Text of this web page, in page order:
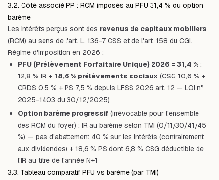
3.2. Côté associé PP : RCM imposés au PFU 31,4 % ou option
barème
Les intérêts perçus sont des revenus de capitaux mobiliers
(RCM) au sens de l'art. L. 136-7 CSS et de l'art. 158 du CGI.
Régime d'imposition en 2026 :
PFU (Prélèvement Forfaitaire Unique) 2026 = 31,4 % :
12,8 % IR + 18,6 % prélèvements sociaux (CSG 10,6 % +
CRDS 0,5 % + PS 7,5 % depuis LFSS 2026 art. 12 — LOI n°
2025-1403 du 30/12/2025)
Option barème progressif (irrévocable pour l'ensemble
des RCM du foyer) : IR au barème selon TMI (0/11/30/41/45
%) — pas d'abattement 40 % sur les intérêts (contrairement
aux dividendes) + 18,6 % PS dont 6,8 % CSG déductible de
l'IR au titre de l'année N+1
3.3. Tableau comparatif PFU vs barème (par TMI)